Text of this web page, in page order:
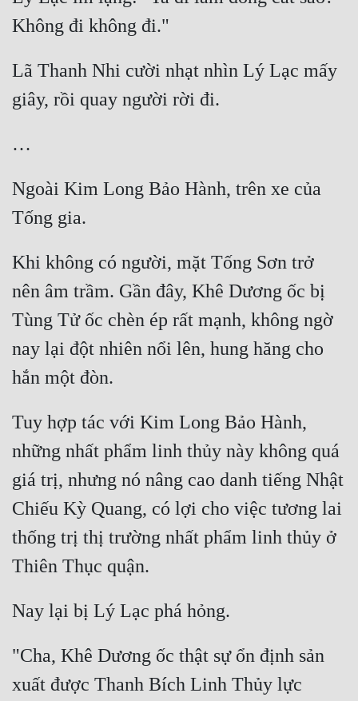
Lã Thanh Nhi cười nhạt nhìn Lý Lạc mấy
Ngoài Kim Long Bảo Hành, trên xe của
Khi không có người, mặt Tống Sơn trở
nên âm trầm. Gần đây, Khê Dương ốc bị
Tùng Tử ốc chèn ép rất mạnh, không ngờ
nay lại đột nhiên nổi lên, hung hăng cho
Tuy hợp tác với Kim Long Bảo Hành,
những nhất phẩm linh thủy này không quá
giá trị, nhưng nó nâng cao danh tiếng Nhật
Chiếu Kỳ Quang, có lợi cho việc tương lai
thống trị thị trường nhất phẩm linh thủy ở
"Cha, Khê Dương ốc thật sự ổn định sản
xuất được Thanh Bích Linh Thủy lực